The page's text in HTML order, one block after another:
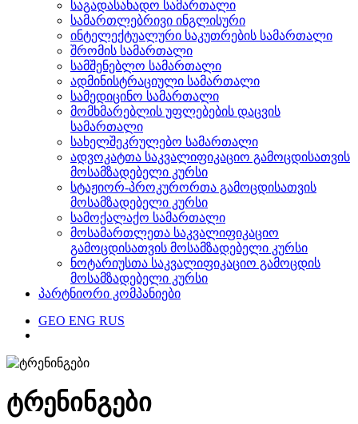
საგადასახადო სამართალი
სამართლებრივი ინგლისური
ინტელექტუალური საკუთრების სამართალი
შრომის სამართალი
სამშენებლო სამართალი
ადმინისტრაციული სამართალი
სამედიცინო სამართალი
მომხმარებლის უფლებების დაცვის
სამართალი
სახელშეკრულებო სამართალი
ადვოკატთა საკვალიფიკაციო გამოცდისათვის
მოსამზადებელი კურსი
სტაჟიორ-პროკურორთა გამოცდისათვის
მოსამზადებელი კურსი
სამოქალაქო სამართალი
მოსამართლეთა საკვალიფიკაციო
გამოცდისათვის მოსამზადებელი კურსი
ნოტარიუსთა საკვალიფიკაციო გამოცდის
მოსამზადებელი კურსი
პარტნიორი კომპანიები
GEO ENG RUS
ტრენინგები